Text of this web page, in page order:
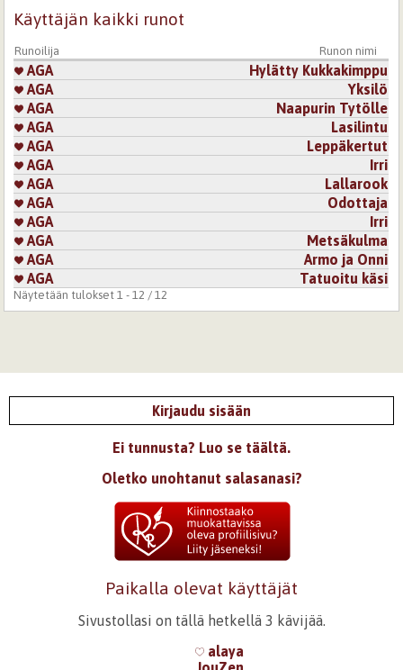
Käyttäjän kaikki runot
Runoilija Runon nimi
AGA
Hylätty Kukkakimppu
AGA
Yksilö
AGA
Naapurin Tytölle
AGA
Lasilintu
AGA
Leppäkertut
AGA
Irri
AGA
Lallarook
AGA
Odottaja
AGA
Irri
AGA
Metsäkulma
AGA
Armo ja Onni
AGA
Tatuoitu käsi
Näytetään tulokset 1 - 12 / 12
Kirjaudu sisään
Ei tunnusta? Luo se täältä.
Oletko unohtanut salasanasi?
Paikalla olevat käyttäjät
Sivustollasi on tällä hetkellä 3 kävijää.
alaya